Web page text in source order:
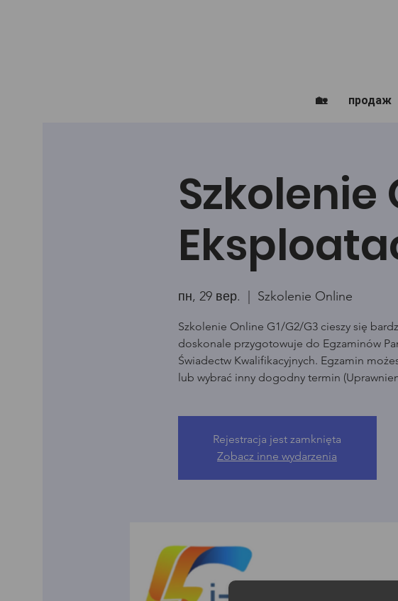
🏡 продаж
Szkolenie
пн, 29 вер.
  |
Szkolenie Online
Szkolenie Online G1/G2/G3 cieszy się
doskonale przygotowuje do Egzaminów
Świadectw Kwalifikacyjnych. Egzamin
lub wybrać inny dogodny termin
Rejestracja jest zamknięta
Zobacz inne wydarzenia